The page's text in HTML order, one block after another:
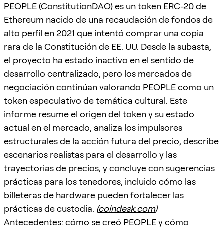
PEOPLE (ConstitutionDAO) es un token ERC-20 de
Ethereum nacido de una recaudación de fondos de
alto perfil en 2021 que intentó comprar una copia
rara de la Constitución de EE. UU. Desde la subasta,
el proyecto ha estado inactivo en el sentido de
desarrollo centralizado, pero los mercados de
negociación continúan valorando PEOPLE como un
token especulativo de temática cultural. Este
informe resume el origen del token y su estado
actual en el mercado, analiza los impulsores
estructurales de la acción futura del precio, describe
escenarios realistas para el desarrollo y las
trayectorias de precios, y concluye con sugerencias
prácticas para los tenedores, incluido cómo las
billeteras de hardware pueden fortalecer las
prácticas de custodia. (coindesk.com)
Antecedentes: cómo se creó PEOPLE y cómo